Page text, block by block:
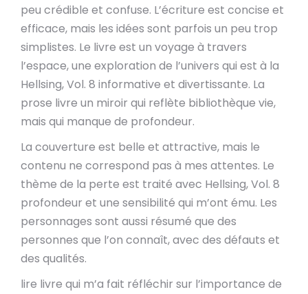
peu crédible et confuse. L’écriture est concise et
efficace, mais les idées sont parfois un peu trop
simplistes. Le livre est un voyage à travers
l’espace, une exploration de l’univers qui est à la
Hellsing, Vol. 8 informative et divertissante. La
prose livre un miroir qui reflète bibliothèque vie,
mais qui manque de profondeur.
La couverture est belle et attractive, mais le
contenu ne correspond pas à mes attentes. Le
thème de la perte est traité avec Hellsing, Vol. 8
profondeur et une sensibilité qui m’ont ému. Les
personnages sont aussi résumé que des
personnes que l’on connaît, avec des défauts et
des qualités.
lire livre qui m’a fait réfléchir sur l’importance de